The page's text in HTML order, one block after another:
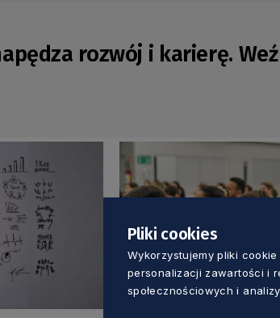
rozwój i karierę.
Pliki cookies
Wykorzystujemy pliki
personalizacji zawartości i
społecznościowych i